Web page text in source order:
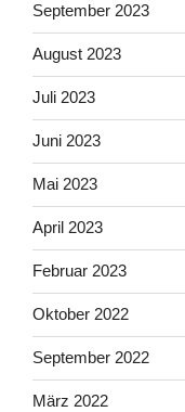
September 2023
August 2023
Juli 2023
Juni 2023
Mai 2023
April 2023
Februar 2023
Oktober 2022
September 2022
März 2022